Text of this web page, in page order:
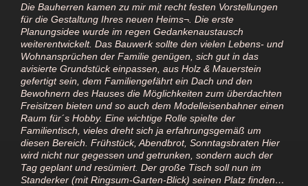
Die Bauherren kamen zu mir mit recht festen Vorstellungen
für die Gestaltung Ihres neuen Heims¬. Die erste
Planungsidee wurde im regen Gedankenaustausch
weiterentwickelt. Das Bauwerk sollte den vielen Lebens- und
Wohnansprüchen der Familie genügen, sich gut in das
avisierte Grundstück einpassen, aus Holz & Mauerstein
gefertigt sein, dem Familiengefährt ein Dach und den
Bewohnern des Hauses die Möglichkeiten zum überdachten
Freisitzen bieten und so auch dem Modelleisenbahner einen
Raum für´s Hobby. Eine wichtige Rolle spielte der
Familientisch, vieles dreht sich ja erfahrungsgemäß um
diesen Bereich. Frühstück, Abendbrot, Sonntagsbraten Hier
wird nicht nur gegessen und getrunken, sondern auch der
Tag geplant und resümiert. Der große Tisch soll nun im
Standerker (mit Ringsum-Garten-Blick) seinen Platz finden…